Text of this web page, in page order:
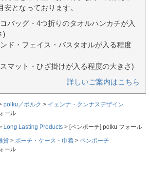
となっております。
バッグ・4つ折りのタオルハンカチが入
)
ド・フェイス・バスタオルが入る程度
マット・ひざ掛けが入る程度の大きさ)
詳しいご案内はこちら
polku／ポルク
イェンナ・クンナスデザイン
ール
Long Lasting Products
[ペンポーチ] polku フォール
貨 ポーチ・ケース・巾着
ペンポーチ
ール